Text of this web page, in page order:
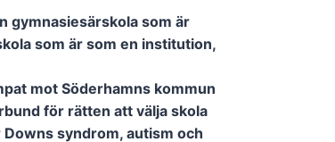
gymnasiesärskola som är
som är som en institution,
mot Söderhamns kommun
för rätten att välja skola
syndrom, autism och